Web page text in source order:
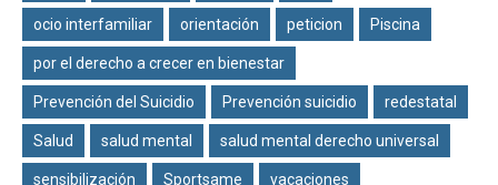
ocio interfamiliar orientación peticion Piscina
por el derecho a crecer en bienestar
Prevención del Suicidio Prevención suicidio redestatal
Salud salud mental salud mental derecho universal
sensibilización Sportsame vacaciones